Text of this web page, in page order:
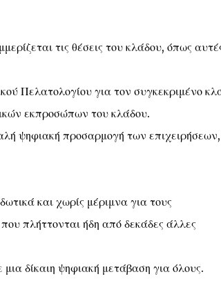
τις θέσεις του κλάδου, όπως
Πελατολογίου για τον συγκεκριμένο
εκπροσώπων του κλάδου.
ψηφιακή προσαρμογή των
και χωρίς μέριμνα για τους
πλήττονται ήδη από δεκάδες άλλες
δίκαιη ψηφιακή μετάβαση για όλους.